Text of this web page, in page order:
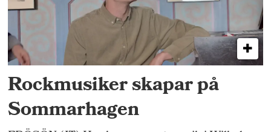
Rockmusiker skapar på
Sommarhagen